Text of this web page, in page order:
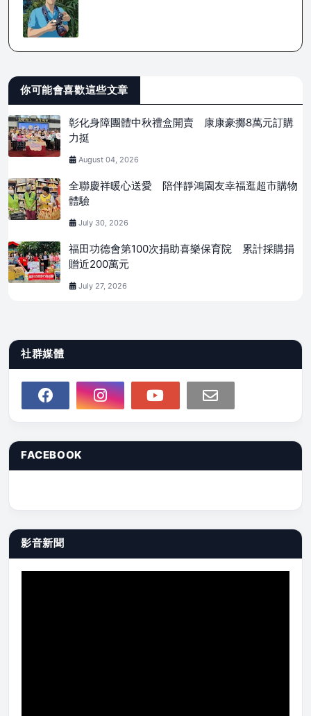
你可能會喜歡這些文章
彰化身障團體中秋禮盒開賣 康康豪擲8萬元訂購
力挺
August 04, 2026
全聯慶祥暖心送愛 陪伴靜鴻園友幸福逛超市購物
體驗
July 30, 2026
福田功德會第100次捐助喜樂保育院 累計採購捐
贈近200萬元
July 27, 2026
社群媒體
FACEBOOK
影音新聞